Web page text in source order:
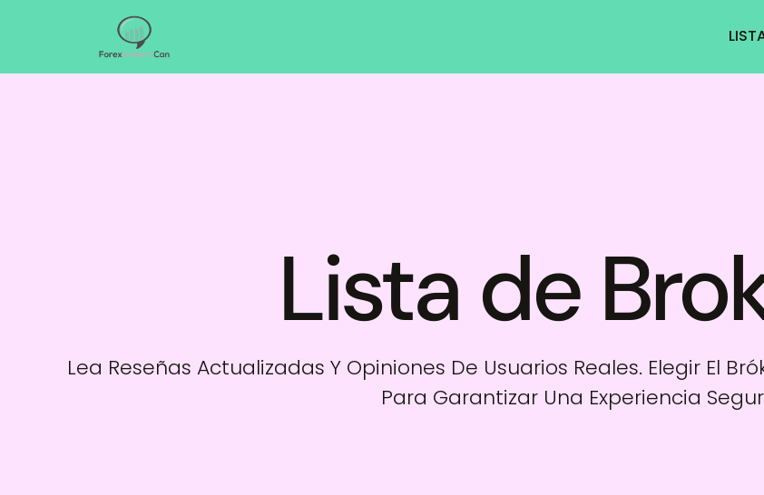
Lista de
Lea Reseñas Actualizadas Y Opiniones De Usuarios Reales. Elegir El
Para Garantizar Una Experiencia